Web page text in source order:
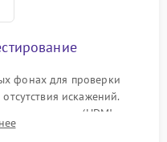
фонах для проверки
искажений.
всех портов (HDMI,
под нагрузкой в